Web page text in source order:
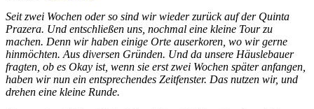
Seit zwei Wochen oder so sind wir wieder zurück auf der Quinta
Prazera. Und entschließen uns, nochmal eine kleine Tour zu
machen. Denn wir haben einige Orte auserkoren, wo wir gerne
hinmöchten. Aus diversen Gründen. Und da unsere Häuslebauer
fragten, ob es Okay ist, wenn sie erst zwei Wochen später anfangen,
haben wir nun ein entsprechendes Zeitfenster. Das nutzen wir, und
drehen eine kleine Runde.